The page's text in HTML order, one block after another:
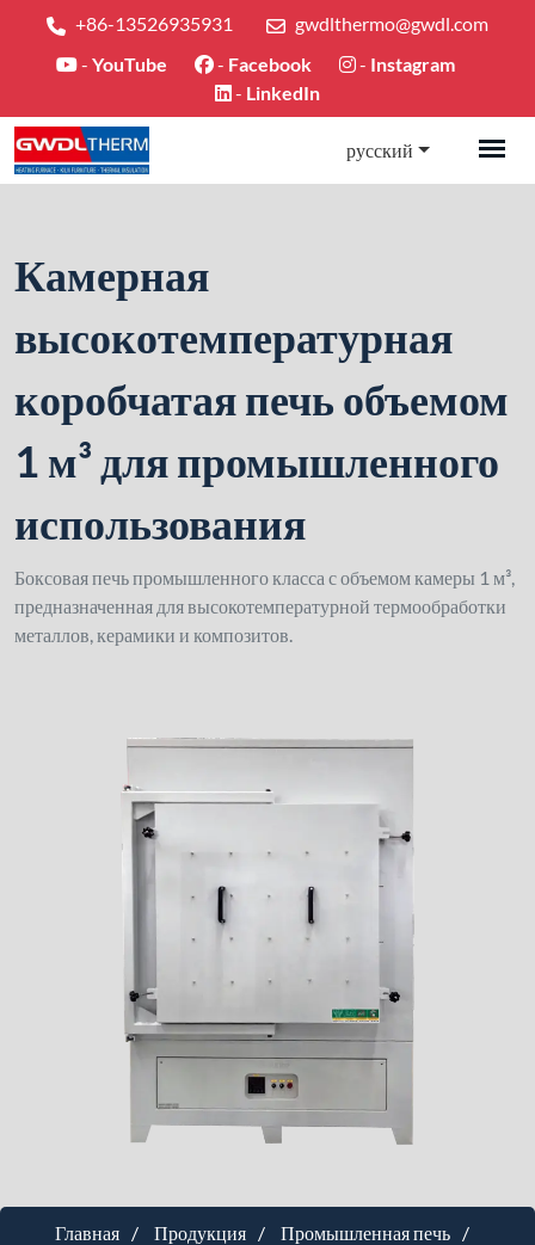
+86-13526935931
gwdlthermo@gwdl.com
- YouTube - Facebook - Instagram
- LinkedIn
русский
Камерная
высокотемпературная
коробчатая печь объемом
1 м³ для промышленного
использования
Боксовая печь промышленного класса с объемом камеры 1 м³,
предназначенная для высокотемпературной термообработки
металлов, керамики и композитов.
Главная Продукция
Промышленная печь